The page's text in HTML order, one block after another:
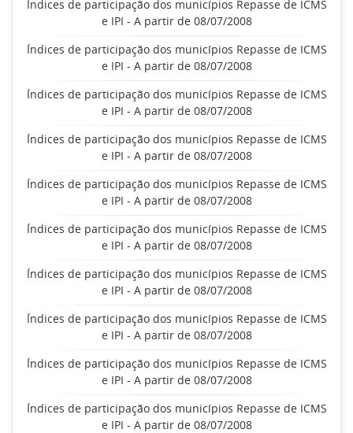
Índices de participação dos municípios Repasse de ICMS
e IPI - A partir de 08/07/2008
Índices de participação dos municípios Repasse de ICMS
e IPI - A partir de 08/07/2008
Índices de participação dos municípios Repasse de ICMS
e IPI - A partir de 08/07/2008
Índices de participação dos municípios Repasse de ICMS
e IPI - A partir de 08/07/2008
Índices de participação dos municípios Repasse de ICMS
e IPI - A partir de 08/07/2008
Índices de participação dos municípios Repasse de ICMS
e IPI - A partir de 08/07/2008
Índices de participação dos municípios Repasse de ICMS
e IPI - A partir de 08/07/2008
Índices de participação dos municípios Repasse de ICMS
e IPI - A partir de 08/07/2008
Índices de participação dos municípios Repasse de ICMS
e IPI - A partir de 08/07/2008
Índices de participação dos municípios Repasse de ICMS
e IPI - A partir de 08/07/2008